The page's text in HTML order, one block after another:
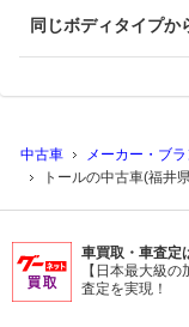
同じボディタイプか
中古車 メーカー・ブ
トールの中古車(福井
車買取・車査
【日本最大級
査定を実現！